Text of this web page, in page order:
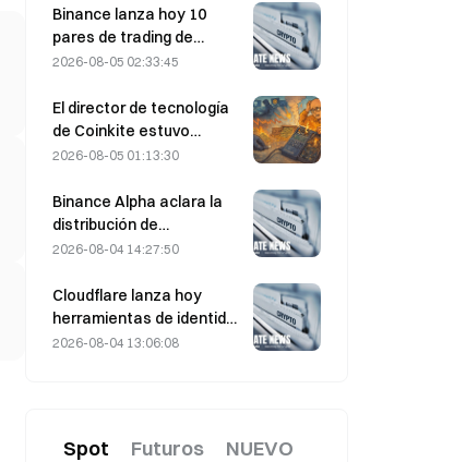
sobre el estrecho de
Ormuz
Binance lanza hoy 10
pares de trading de
bStocks a las 20:00
de maker
2026-08-05 02:33:45
El director de tecnología
de Coinkite estuvo
implicado en el incidente
con una vulnerabilidad de
Coldcard, que
desencadenó cuatro
provocó pérdidas por
valor de 114 millones de
dólares.
2026-08-05 01:13:30
Binance Alpha aclara la
distribución de
recompensas de
automáticamente a los
titulares de billeteras,
mientras que los usuarios
2026-08-04 14:27:50
Cloudflare lanza hoy
herramientas de identidad
y billetera para agentes
2026-08-04 13:06:08
Spot Futuros NUEVO